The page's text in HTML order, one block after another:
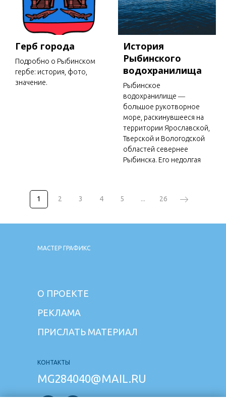
Герб города
Подробно о Рыбинском
гербе: история, фото,
значение.
История
Рыбинского
водохранилища
Рыбинское
водохранилище ―
большое рукотворное
море, раскинувшееся на
территории Ярославской,
Тверской и Вологодской
областей севернее
Рыбинска. Его недолгая
1 2 3 4 5 ... 26
МАСТЕР ГРАФИКС
О ПРОЕКТЕ
КОНТАКТЫ
MG284040@MAIL.RU
РЕКЛАМА
ПРИСЛАТЬ МАТЕРИАЛ